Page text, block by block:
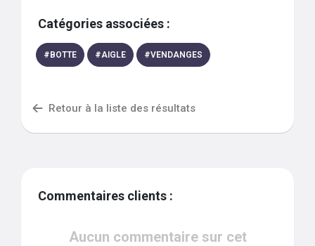
Catégories associées :
# BOTTE #AIGLE #VENDANGES
Retour à la liste des résultats
Commentaires clients :
Aucun commentaire sur cet